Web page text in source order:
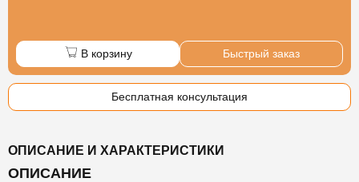
В корзину Быстрый заказ
Бесплатная консультация
ОПИСАНИЕ И ХАРАКТЕРИСТИКИ
ОПИСАНИЕ